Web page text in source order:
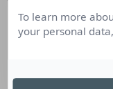
To learn more
your personal